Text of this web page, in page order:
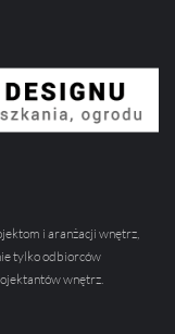
i aranżacji wnętrz,
tylko odbiorców
wnętrz.